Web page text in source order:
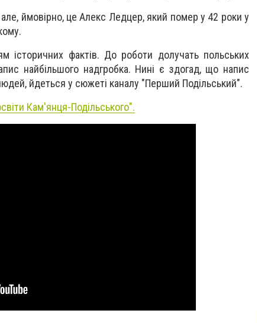
ймовірно, це Алекс Ледцер, який помер у 42 роки у
історичних фактів. До роботи долучать польських
найбільшого надгробка. Нині є здогад, що напис
йдеться у сюжеті каналу "Перший Подільський".
Кам'янця-Подільського".